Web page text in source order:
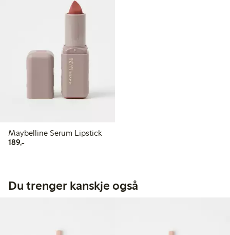
Maybelline Serum Lipstick
189,-189,00 kr
Du trenger kanskje også